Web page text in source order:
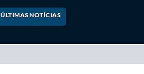
ÚLTIMAS NOTÍCIAS